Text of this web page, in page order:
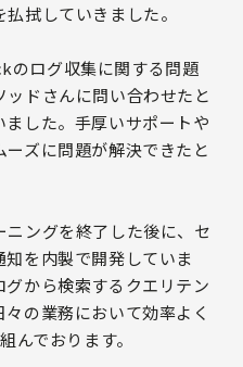
拭していきました。
のログ収集に関する問題
ドさんに問い合わせたと
した。手厚いサポートや
ズに問題が解決できたと
ングを終了した後に、セ
を内製で開発していま
から検索するクエリテン
の業務において効率よく
んでおります。